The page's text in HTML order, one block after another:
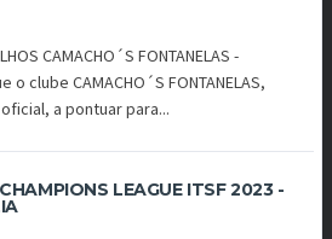
CAMACHO´S FONTANELAS -
clube CAMACHO´S FONTANELAS,
a pontuar para...
LEAGUE ITSF 2023 -